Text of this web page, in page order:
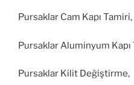
Pursaklar Cam Kapı Tamiri,
Pursaklar Aluminyum Kapı
Pursaklar Kilit Değiştirme,